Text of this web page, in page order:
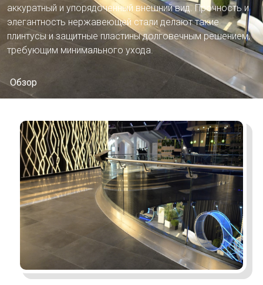
аккуратный и упорядоченный внешний вид. Прочность и
элегантность нержавеющей стали делают такие
плинтусы и защитные пластины долговечным решением,
требующим минимального ухода.
Обзор